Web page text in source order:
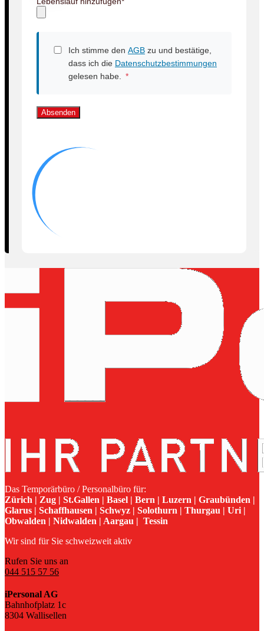
Ich stimme den AGB zu und bestätige,
dass ich die Datenschutzbestimmungen
gelesen habe. *
Absenden
Das Temporärbüro / Personalbüro für:
Zürich | Zug | St.Gallen | Basel | Bern | Luzern | Graubünden |
Glarus | Schaffhausen | Schwyz | Solothurn | Thurgau | Uri |
Obwalden | Nidwalden | Aargau | Tessin
Wir sind für Sie schweizweit aktiv
Rufen Sie uns an
044 515 57 56
iPersonal AG
Bahnhofplatz 1c
8304 Wallisellen